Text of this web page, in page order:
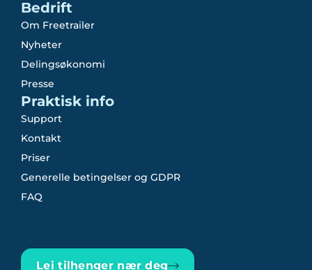
Bedrift
Om Freetrailer
Nyheter
Delingsøkonomi
Presse
Praktisk info
Support
Kontakt
Priser
Generelle betingelser og GDPR
FAQ
Lei tilhenger nær deg